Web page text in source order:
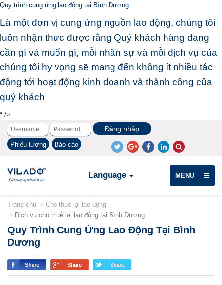
Quy trình cung ứng lao động tại Bình Dương
Là một đơn vị cung ứng nguồn lao động, chúng tôi
luôn nhận thức được rằng Quý khách hàng đang
cần gì và muốn gì, mỗi nhân sự và mỗi dịch vụ của
chúng tôi hy vọng sẽ mang đến không ít nhiều tác
động tới hoạt động kinh doanh và thành công của
quý khách
" />
Phiếu lương Báo cáo
Language MENU
Trang chủ
Cho thuê lại lao động
Dịch vụ cho thuê lại lao động tại Bình Dương
Quy Trình Cung Ứng Lao Động Tại Bình
Dương